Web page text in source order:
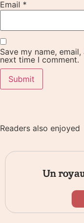
Email *
Save my name,
next time I comment.
Readers also enjoyed
Un